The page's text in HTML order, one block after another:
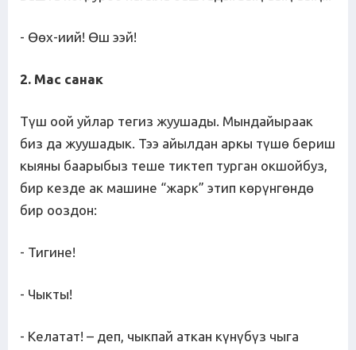
- Өөх-иий! Өш ээй!
2. Мас санак
Түш оой уйлар тегиз жуушады. Мындайыраак
биз да жуушадык. Тээ айылдан аркы түшө бериш
кыяны баарыбыз теше тиктеп турган окшойбуз,
бир кезде ак машине “жарк” этип көрүнгөндө
бир ооздон:
- Тигине!
- Чыкты!
- Келатат! – деп, чыкпай аткан күнүбүз чыга